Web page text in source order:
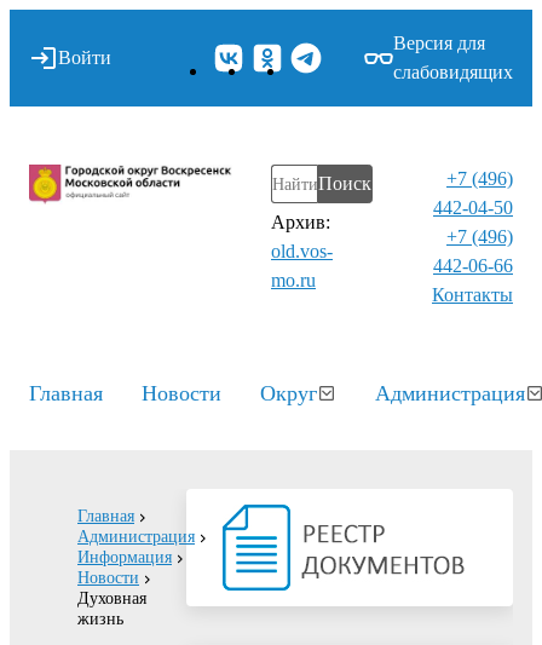
Войти
Версия для
слабовидящих
Поиск
Архив:
old.vos-
mo.ru
+7 (496)
442-04-50
+7 (496)
442-06-66
Контакты⁠
Главная Новости Округ Администрация
Главная
Администрация
Информация
Новости
Духовная
жизнь